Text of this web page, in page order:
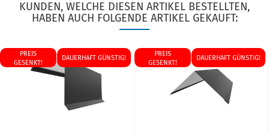
KUNDEN, WELCHE DIESEN ARTIKEL BESTELLTEN,
HABEN AUCH FOLGENDE ARTIKEL GEKAUFT:
PREIS
GESENKT!
DAUERHAFT GÜNSTIG!
PREIS
GESENKT!
DAUERHAFT GÜNSTIG!